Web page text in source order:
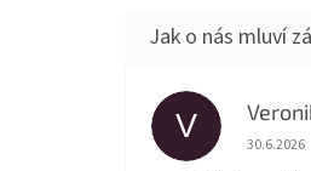
V
30.6.2026